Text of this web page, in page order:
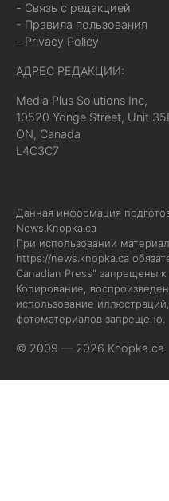
- Связь с редакцией
- Правила пользования
- Privacy Policy
АДРЕС РЕДАКЦИИ:
Media Plus Solutions Inc,
10520 Yonge Street, Unit
ON, Canada
L4C3C7
Данная информация
News.Knopka.ca
При использовании
https://news.knopka.ca
Canadian Press" запрещены к
Копирование,
использование
фотоматериалов запрещено.
© 2009 — 2026 Knopka.ca